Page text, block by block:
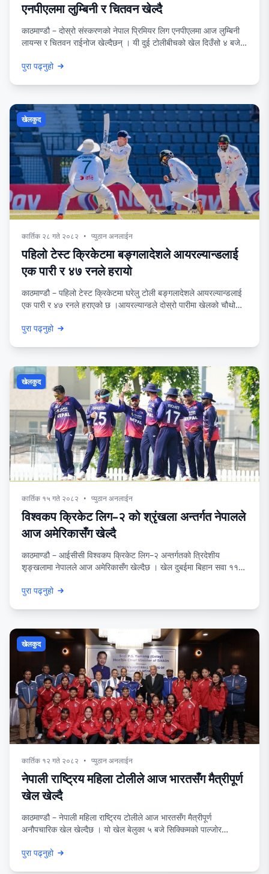
एनपीएलमा लुम्बिनी र चितवन खेल्दै
काठमाण्डौ – दोस्रो संस्करणको नेपाल प्रिमियर लिग एनपीएलमा आज लुम्बिनी
लायन्स र चितवन राईनोज खेल्दैछन् । यी दुई टोलीबीचको खेल दिउँसो ४ बजे
लुम्बिनीका लागि आजको खेल यो सिजनको पहिलो खेल हुनेछ भने चितवन दोस्रो
पुरा पढ्नुहो
खेलकुद
कार्तिक २८ गते २०८२ • प्युठान अनलाईन
पहिलो टेस्ट क्रिकेटमा बङ्गलादेशले आयरल्यान्डलाई
एक पारी र ४७ रनले हरायो
काठमाण्डौ – पहिलो टेस्ट क्रिकेटमा घरेलु टोली बङ्गलादेशले आयरल्यान्डलाई
एक पारी र ४७ रनले हराएको छ ।आयरल्यान्डले दोस्रो पारीमा खेलको चौथो
आयरल्यान्डका एन्डी म्याकब्राइनले अर्धशतक बनाए । बङ्गलादेशका हसन
पुरा पढ्नुहो
खेलकुद
कार्तिक १५ गते २०८२ • प्युठान अनलाईन
विश्वकप क्रिकेट लिग–२ को श्रृंखला अन्तर्गत नेपालले
आज अमेरिकासँग खेल्दै
काठमाण्डौ – आईसीसी विश्वकप क्रिकेट लिग–२ अन्तर्गतको त्रिदेशीय
शृङ्खलामा नेपालले आज अमेरिकासँग खेल्दैछ । खेल दुबईमा बिहान सवा ११
श्रृंखला चलिरहेको छ । यो शृङ्खलाको पहिलो खेलमा गएको आइतबार नेपाल
पुरा पढ्नुहो
खेलकुद
कार्तिक १२ गते २०८२ • प्युठान अनलाईन
नेपाली राष्ट्रिय महिला टोलीले आज भारतसँग मैत्रीपूर्ण
खेल खेल्दै
काठमाण्डौ – नेपाली महिला राष्ट्रिय टोलीले आज भारतसँग मैत्रीपूर्ण
अनौपचारिक खेल खेल्दैछ । यो खेल बेलुका ५ बजे सिक्किमको पाल्जोर
भण्डारीसहित प्रीति राई र गोलकिपर एन्जिला तुम्बापो सुब्बा हुने छैनन् । यसअघि
पुरा पढ्नुहो